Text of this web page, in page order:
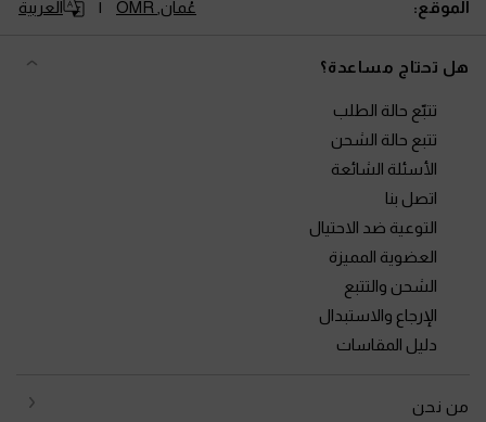
الموقع: عُمان, OMR العربية
هل تحتاج مساعدة؟
تتبّع حالة الطلب
تتبع حالة الشحن
الأسئلة الشائعة
اتصل بنا
التوعية ضد الاحتيال
العضوية المميزة
الشحن والتتبع
الإرجاع والاستبدال
دليل المقاسات
من نحن